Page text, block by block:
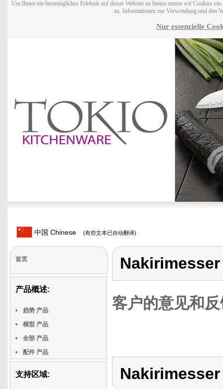
Um Ihnen ein bestmögliches Erlebnis auf dieser Website zu bieten setzen wir Cookies
zu. Informationen zur Verwendung und den
Nur essenzielle
中国 Chinese (有些文本已自动翻译)
首页
产品概述:
趋势 产品
模型 产品
全部 产品
配件 产品
支持区域:
Nakirimesser
客户的意见和
Nakirimesser